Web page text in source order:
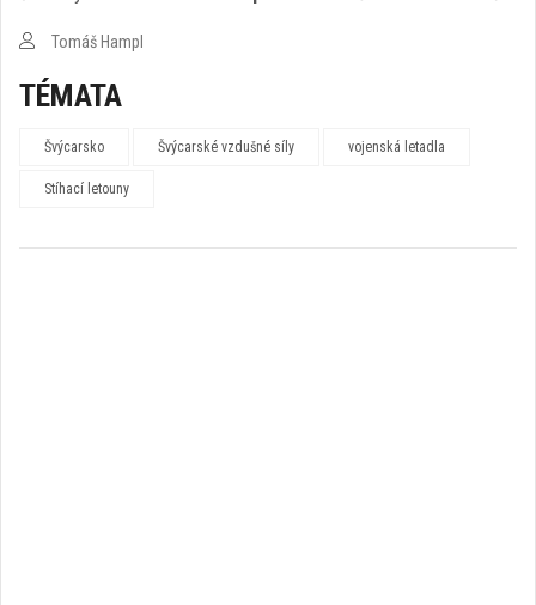
Tomáš Hampl
TÉMATA
Švýcarsko Švýcarské vzdušné síly vojenská letadla
Stíhací letouny